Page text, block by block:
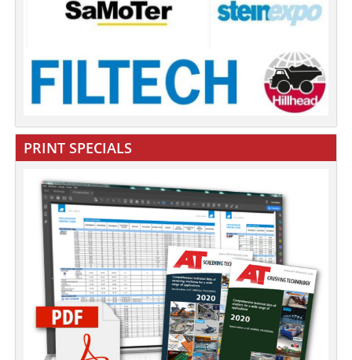
PRINT SPECIALS